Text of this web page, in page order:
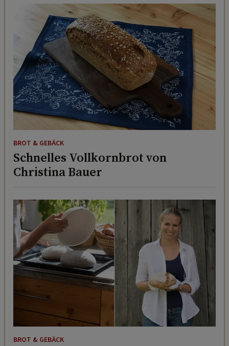
BROT & GEBÄCK
Schnelles Vollkornbrot von
Christina Bauer
BROT & GEBÄCK